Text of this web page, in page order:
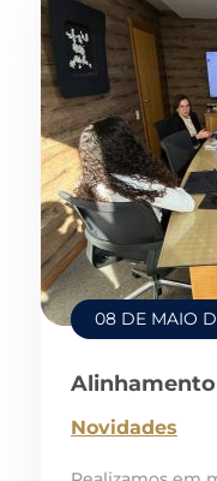
08 DE MAIO
Alinhamento
Novidades